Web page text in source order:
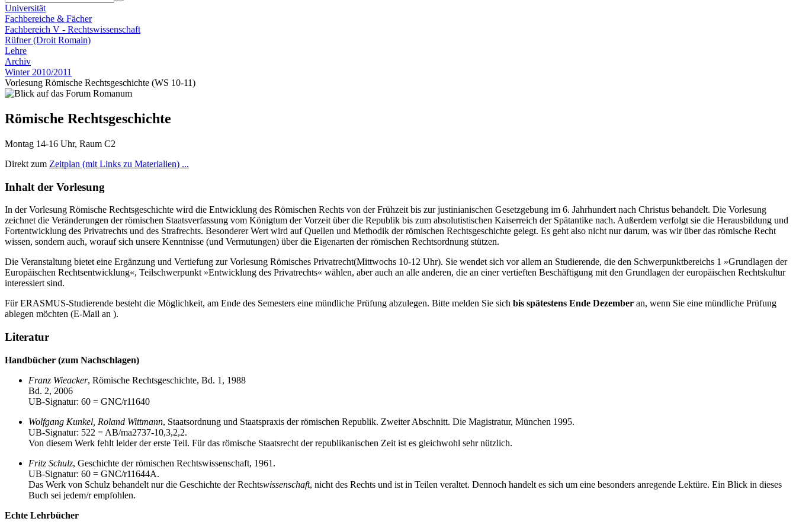
Universität
Fachbereiche & Fächer
Fachbereich V - Rechtswissenschaft
Rüfner (Droit Romain)
Lehre
Archiv
Winter 2010/2011
Vorlesung Römische Rechtsgeschichte (WS 10-11)
Römische Rechtsgeschichte
Montag 14-16 Uhr, Raum C2
Direkt zum Zeitplan (mit Links zu Materialien) ...
Inhalt der Vorlesung
In der Vorlesung Römische Rechtsgeschichte wird die Entwicklung des Römischen Rechts von der Frühzeit bis zur justinianischen Gesetzgebung im 6. Jahrhundert nach Christus behandelt. Die Vorlesung
zeichnet die Veränderungen der römischen Staatsverfassung vom Königtum der Vorzeit über die Republik bis zum absolutistischen Kaiserreich der Spätantike nach. Außerdem verfolgt sie die Herausbildung und
Fortentwicklung des Privatrechts und des Strafrechts. Besonderer Wert wird auf Quellen und Methodik der römischen Rechtsgeschichte gelegt. Es geht also nicht nur darum, was wir über das römische Recht
wissen, sondern auch, worauf sich unsere Kenntnisse (und Vermutungen) über die Eigenarten der römischen Rechtsordnung stützen.
Die Veranstaltung bietet eine Ergänzung und Vertiefung zur Vorlesung Römisches Privatrecht(Mittwochs 10-12 Uhr). Sie wendet sich vor allem an Studierende, die den Schwerpunktbereichs 1 »Grundlagen der
Europäischen Rechtsentwicklung«, Teilschwerpunkt »Entwicklung des Privatrechts« wählen, aber auch an alle anderen, die an einer vertieften Beschäftigung mit den Grundlagen der europäischen Rechtskultur
interessiert sind.
Für ERASMUS-Studierende besteht die Möglichkeit, am Ende des Semesters eine mündliche Prüfung abzulegen. Bitte melden Sie sich bis spätestens Ende Dezember an, wenn Sie eine mündliche Prüfung
ablegen möchten (E-Mail an ).
Literatur
Handbücher (zum Nachschlagen)
Franz Wieacker, Römische Rechtsgeschichte, Bd. 1, 1988
Bd. 2, 2006
UB-Signatur: 60 = GNC/r11640
Wolfgang Kunkel, Roland Wittmann, Staatsordnung und Staatspraxis der römischen Republik. Zweiter Abschnitt. Die Magistratur, München 1995.
UB-Signatur: 522 = AB/ma2737-10,3,2,2.
Von diesem Werk fehlt leider der erste Teil. Für das römische Staatsrecht der republikanischen Zeit ist es gleichwohl sehr nützlich.
Fritz Schulz, Geschichte der römischen Rechtswissenschaft, 1961.
UB-Signatur: 60 = GNC/r11644A.
Das Werk von Schulz behandelt nur die Geschichte der Rechtswissenschaft, nicht des Rechts und ist in Teilen veraltet. Dennoch handelt es sich um eine besonders anregende Lektüre. Ein Blick in dieses
Buch sei jedem/r empfohlen.
Echte Lehrbücher